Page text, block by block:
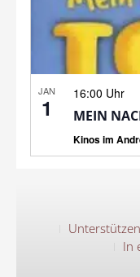
JAN
1
16:00 Uhr
MEIN
Kinos im
In